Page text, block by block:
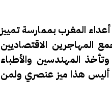
المغرب بممارسة تمييز
المهاجرين الاقتصاديين
المهندسين والأطباء
أليس هذا ميز عنصري ولمن